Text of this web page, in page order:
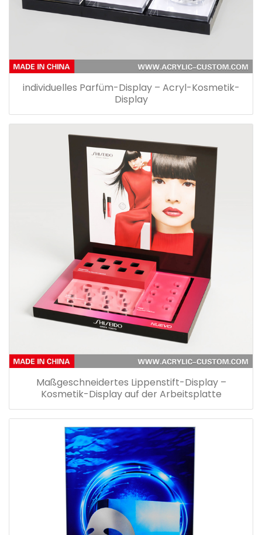
individuelles Parfüm-Display – Acryl-Kosmetik-
Display
Maßgeschneidertes Lippenstift-Display –
Kosmetik-Display auf der Arbeitsplatte